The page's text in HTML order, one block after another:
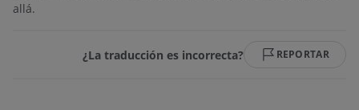
allá.
¿La traducción es incorrecta? REPORTAR